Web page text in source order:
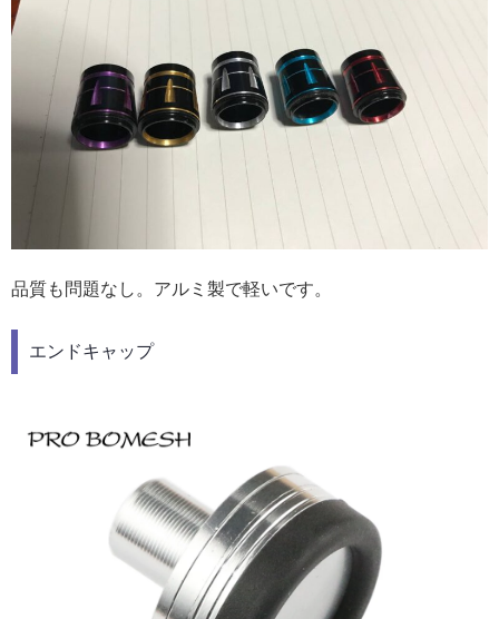
品質も問題なし。アルミ製で軽いです。
エンドキャップ